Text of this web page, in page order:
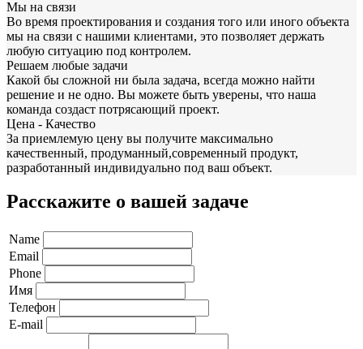
Мы на связи
Во время проектирования и создания того или иного объекта
мы на связи с нашими клиентами, это позволяет держать
любую ситуацию под контролем.
Решаем любые задачи
Какой бы сложной ни была задача, всегда можно найти
решение и не одно. Вы можете быть уверены, что наша
команда создаст потрясающий проект.
Цена - Качество
За приемлемую цену вы получите максимально
качественный, продуманный,современный продукт,
разработанный индивидуально под ваш объект.
Расскажите о вашей задаче
Name
Email
Phone
Имя
Телефон
E-mail